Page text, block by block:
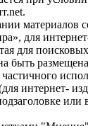
материалов
для
для
быть
интернет-
или